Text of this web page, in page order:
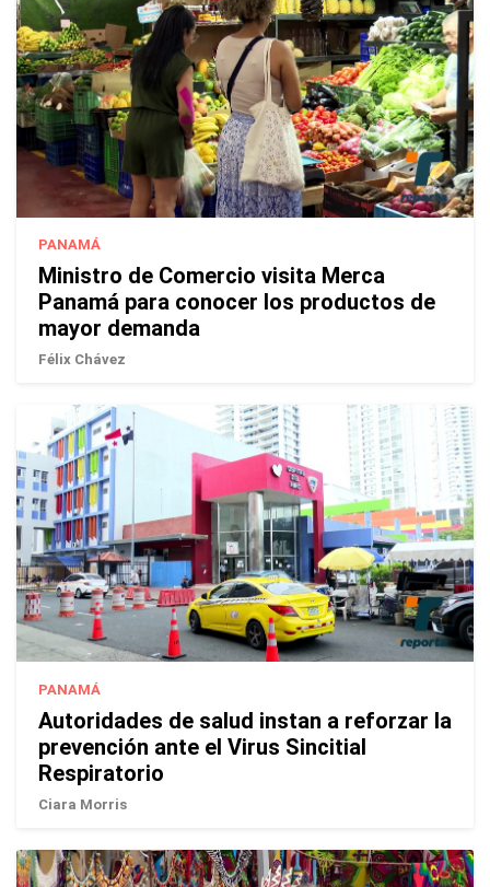
PANAMÁ
Ministro de Comercio visita Merca
Panamá para conocer los productos de
mayor demanda
Félix Chávez
PANAMÁ
Autoridades de salud instan a reforzar la
prevención ante el Virus Sincitial
Respiratorio
Ciara Morris